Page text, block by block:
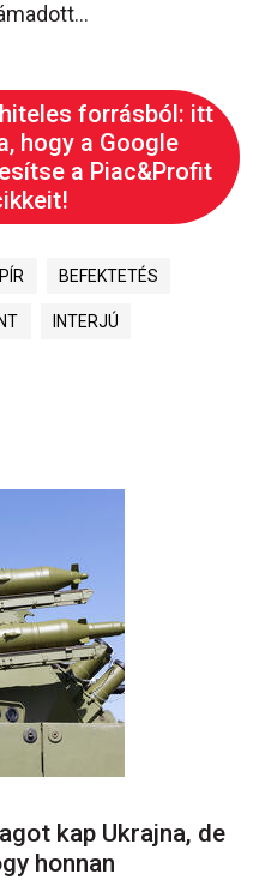
forrásból: itt
hogy a Google
a Piac&Profit
BEFEKTETÉS
INTERJÚ
kap Ukrajna, de
honnan